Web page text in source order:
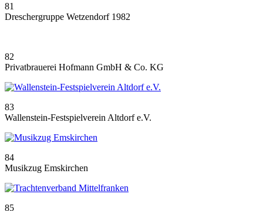
81
Dreschergruppe Wetzendorf 1982
82
Privatbrauerei Hofmann GmbH & Co. KG
83
Wallenstein-Festspielverein Altdorf e.V.
84
Musikzug Emskirchen
85